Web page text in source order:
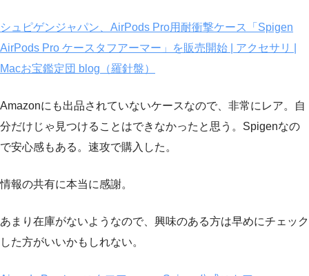
シュピゲンジャパン、AirPods Pro用耐衝撃ケース「Spigen
AirPods Pro ケースタフアーマー」を販売開始 | アクセサリ |
Macお宝鑑定団 blog（羅針盤）
Amazonにも出品されていないケースなので、非常にレア。自
分だけじゃ見つけることはできなかったと思う。Spigenなの
で安心感もある。速攻で購入した。
情報の共有に本当に感謝。
あまり在庫がないようなので、興味のある方は早めにチェック
した方がいいかもしれない。